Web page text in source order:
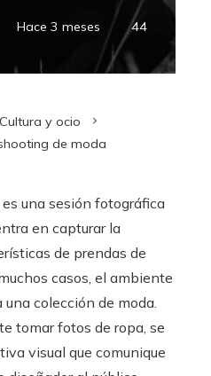
Hace 3 meses 44
Cultura y ocio
de moda
es una sesión fotográfica
en capturar la
de prendas de
casos, el ambiente
colección de moda.
tomar fotos de ropa, se
visual que comunique